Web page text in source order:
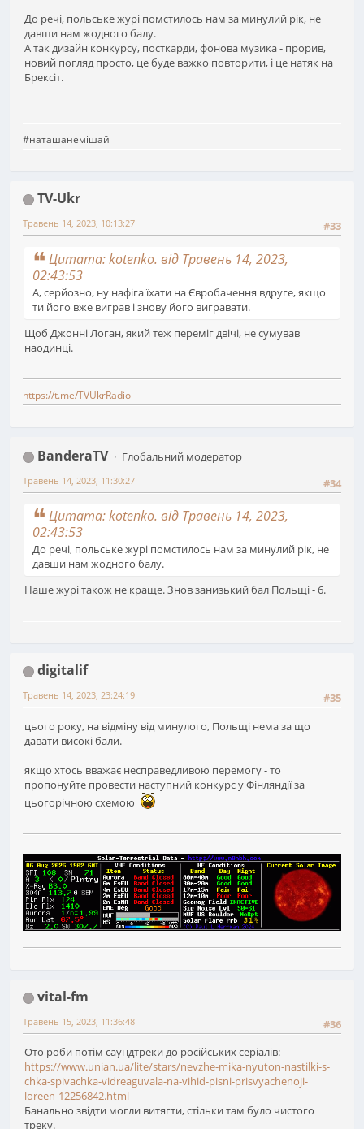
До речі, польське журі помстилось нам за минулий рік, не
давши нам жодного балу.
А так дизайн конкурсу, посткарди, фонова музика - прорив,
новий погляд просто, це буде важко повторити, і це натяк на
Брексіт.
#наташанемішай
TV-Ukr
#33
Травень 14, 2023, 10:13:27
Цитата: kotenko. від Травень 14, 2023,
02:43:53
А, серйозно, ну нафіга їхати на Євробачення вдруге, якщо
ти його вже виграв і знову його вигравати.
Щоб Джонні Логан, який теж переміг двічі, не сумував
наодинці.
https://t.me/TVUkrRadio
BanderaTV
Глобальний модератор
#34
Травень 14, 2023, 11:30:27
Цитата: kotenko. від Травень 14, 2023,
02:43:53
До речі, польське журі помстилось нам за минулий рік, не
давши нам жодного балу.
Наше журі також не краще. Знов занизький бал Польщі - 6.
digitalif
#35
Травень 14, 2023, 23:24:19
цього року, на відміну від минулого, Польщі нема за що
давати високі бали.
якщо хтось вважає несправедливою перемогу - то
пропонуйте провести наступний конкурс у Фінляндії за
цьогорічною схемою
vital-fm
#36
Травень 15, 2023, 11:36:48
Ото роби потім саундтреки до російських серіалів:
https://www.unian.ua/lite/stars/nevzhe-mika-nyuton-nastilki-s-
chka-spivachka-vidreaguvala-na-vihid-pisni-prisvyachenoji-
loreen-12256842.html
Банально звідти могли витягти, стільки там було чистого
треку.